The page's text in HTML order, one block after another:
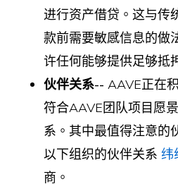
进行资产借贷。这与传
款前需要敏感信息的做
许任何能够提供足够抵
伙伴关系--AAVE正在
符合AAVE团队项目愿
系。其中最值得注意的
以下组织的伙伴关系纬
商。